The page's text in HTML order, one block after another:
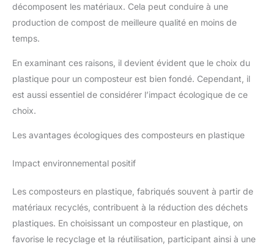
décomposent les matériaux. Cela peut conduire à une
production de compost de meilleure qualité en moins de
temps.
En examinant ces raisons, il devient évident que le choix du
plastique pour un composteur est bien fondé. Cependant, il
est aussi essentiel de considérer l’impact écologique de ce
choix.
Les avantages écologiques des composteurs en plastique
Impact environnemental positif
Les composteurs en plastique, fabriqués souvent à partir de
matériaux recyclés, contribuent à la réduction des déchets
plastiques. En choisissant un composteur en plastique, on
favorise le recyclage et la réutilisation, participant ainsi à une